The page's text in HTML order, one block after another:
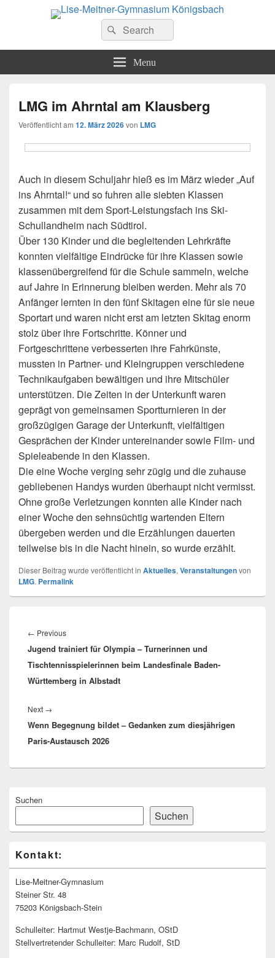
Lise-Meitner-Gymnasium
Königsbach
Das Gymnasium der Gemeinden Königsbach-Stein, Kämpfelbach, Eisingen
und Ispringen
Search
for:
Suche
Menu
LMG im Ahrntal am Klausberg
Veröffentlicht am 12. März 2026von LMG
Auch in diesem Schuljahr hieß es im März wieder „Auf
ins Ahrntal!“ und so fuhren alle siebten Klassen
zusammen mit dem Sport-Leistungsfach ins Ski-
Schullandheim nach Südtirol.
Über 130 Kinder und die begleitenden Lehrkräfte
konnten vielfältige Eindrücke für ihre Klassen sowie
klassenübergreifend für die Schule sammeln, welche
auf Jahre in Erinnerung bleiben werden. Mehr als 70
Anfänger lernten in den fünf Skitagen eine für sie neue
Sportart und waren nicht erst am letzten Skitag enorm
stolz über ihre Fortschritte. Könner und
Fortgeschrittene verbesserten ihre Fahrkünste,
mussten in Partner- und Kleingruppen verschiedene
Technikaufgaben bewältigen und ihre Mitschüler
unterstützen. Die Zeiten in der Unterkunft waren
geprägt von gemeinsamen Sportturnieren in der
großzügigen Garage der Unterkunft, vielfältigen
Gesprächen der Kinder untereinander sowie Film- und
Spieleabende in den Klassen.
Die eine Woche verging sehr zügig und die zuhause
gebliebenen Handys wurden überhaupt nicht vermisst.
Ohne große Verletzungen konnten alle Kinder nach
einer Woche den sehnsüchtig wartenden Eltern
übergeben werden und die Erzählungen dauerten
teilweise bis in die Nacht hinein, so wurde erzählt.
Dieser Beitrag wurde veröffentlicht in Aktuelles, Veranstaltungenvon
LMG. Permalink
← PreviousPrevious
post:
Jugend trainiert für Olympia – Turnerinnen und
Tischtennisspielerinnen beim Landesfinale Baden-
Württemberg in Albstadt
Next →
post:
Wenn Begegnung bildet – Gedanken zum diesjährigen
Paris-Austausch 2026
Seitenleisten
Bereich
Suchen
Suchen
Kontakt:
Lise-Meitner-Gymnasium
Steiner Str. 48
75203 Königsbach-Stein
Schulleiter: Hartmut Westje-Bachmann, OStD
Stellvertretender Schulleiter: Marc Rudolf, StD